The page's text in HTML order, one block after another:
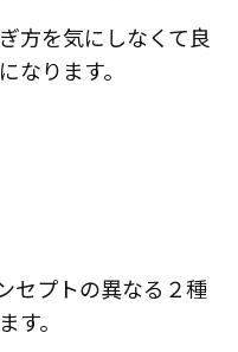
方を気にしなくて良
なります。
セプトの異なる２種
す。